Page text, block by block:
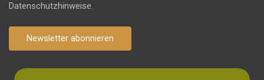
Datenschutzhinweise.
Newsletter abonnieren